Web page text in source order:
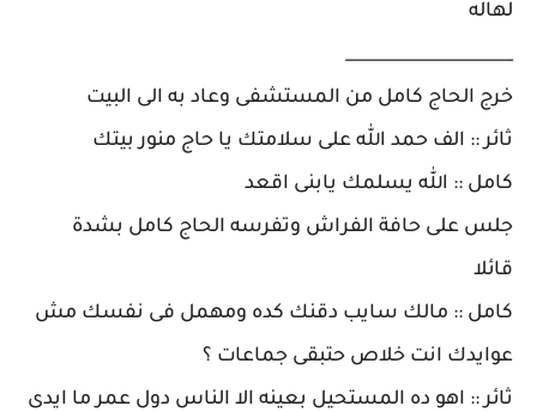
لهاله
____________________
خرج الحاج كامل من المستشفى وعاد به الى البيت
ثائر :: الف حمد الله على سلامتك يا حاج منور بيتك
كامل :: الله يسلمك يابنى اقعد
جلس على حافة الفراش وتفرسه الحاج كامل بشدة
قائلا
كامل :: مالك سايب دقنك كده ومهمل فى نفسك مش
عوايدك انت خلاص حتبقى جماعات ؟
ثائر :: اهو ده المستحيل بعينه الا الناس دول عمر ما ايدى